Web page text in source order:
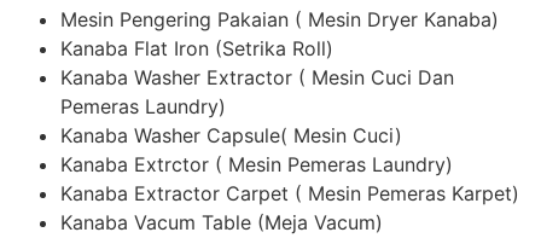
Mesin Pengering Pakaian ( Mesin Dryer Kanaba)
Kanaba Flat Iron (Setrika Roll)
Kanaba Washer Extractor ( Mesin Cuci Dan
Pemeras Laundry)
Kanaba Washer Capsule( Mesin Cuci)
Kanaba Extrctor ( Mesin Pemeras Laundry)
Kanaba Extractor Carpet ( Mesin Pemeras Karpet)
Kanaba Vacum Table (Meja Vacum)